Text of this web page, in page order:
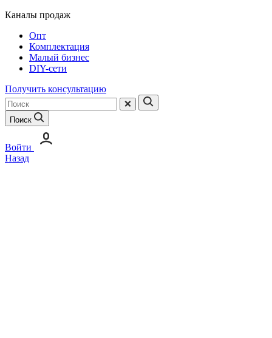
Каналы продаж
Опт
Комплектация
Малый бизнес
DIY-сети
Получить консультацию
Поиск
Войти
Назад